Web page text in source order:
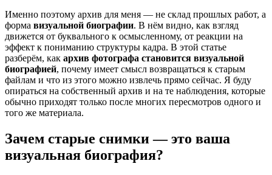
Именно поэтому архив для меня — не склад прошлых работ, а
форма визуальной биографии. В нём видно, как взгляд
движется от буквального к осмысленному, от реакции на
эффект к пониманию структуры кадра. В этой статье
разберём, как архив фотографа становится визуальной
биографией, почему имеет смысл возвращаться к старым
файлам и что из этого можно извлечь прямо сейчас. Я буду
опираться на собственный архив и на те наблюдения, которые
обычно приходят только после многих пересмотров одного и
того же материала.
Зачем старые снимки — это ваша
визуальная биография?